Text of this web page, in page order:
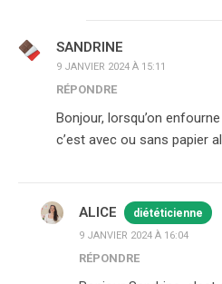
SANDRINE
9 JANVIER 2024 À 15:11
RÉPONDRE
Bonjour, lorsqu’on
c’est avec ou sans papier
ALICE diététicienne
9 JANVIER 2024 À 16:04
RÉPONDRE